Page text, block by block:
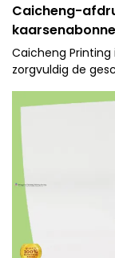
Caicheng-
Caicheng
zorgvuldig de
materialen en